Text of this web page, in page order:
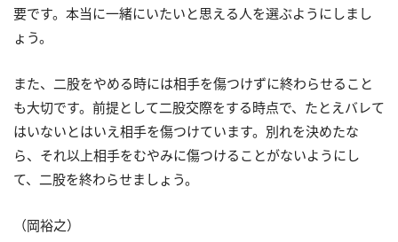
要です。本当に一緒にいたいと思える人を選ぶようにしまし
ょう。
また、二股をやめる時には相手を傷つけずに終わらせること
も大切です。前提として二股交際をする時点で、たとえバレて
はいないとはいえ相手を傷つけています。別れを決めたな
ら、それ以上相手をむやみに傷つけることがないようにし
て、二股を終わらせましょう。
（岡裕之）